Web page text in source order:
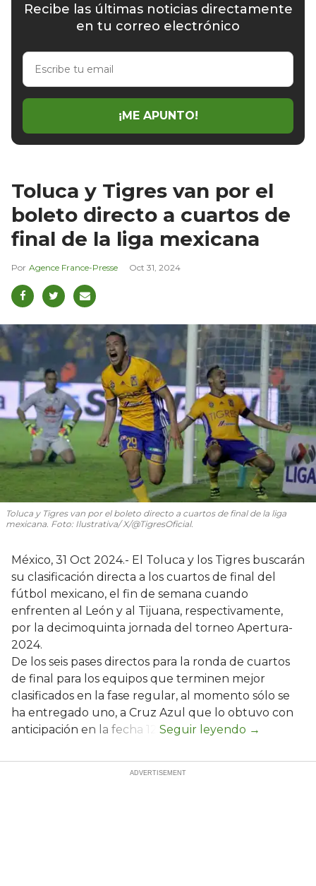
Recibe las últimas noticias directamente
en tu correo electrónico
Escribe
email
¡ME APUNTO!
Toluca y Tigres van por el
boleto directo a cuartos de
final de la liga mexicana
Agence France-Presse Oct 31, 2024
Toluca y Tigres van por el boleto directo a cuartos de final de la liga
mexicana. Foto: Ilustrativa/ X/@TigresOficial.
México, 31 Oct 2024.- El Toluca y los Tigres buscarán
su clasificación directa a los cuartos de final del
fútbol mexicano, el fin de semana cuando
enfrenten al León y al Tijuana, respectivamente,
por la decimoquinta jornada del torneo Apertura-
2024.
De los seis pases directos para la ronda de cuartos
de final para los equipos que terminen mejor
clasificados en la fase regular, al momento sólo se
ha entregado uno, a Cruz Azul que lo obtuvo con
anticipación en la fecha 12.